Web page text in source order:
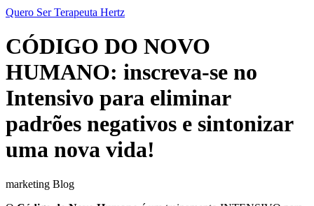
Quero Ser Terapeuta Hertz
CÓDIGO DO NOVO
HUMANO: inscreva-se no
Intensivo para eliminar
padrões negativos e sintonizar
uma nova vida!
marketing Blog